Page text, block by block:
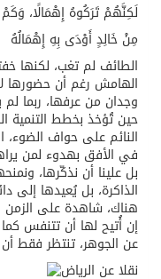
لَكِنَّهُمْ تَرَكُوهُ إِهْمَالًا، وَكَمْ
مِنْ خَالِدٍ أَوْدَى بِهِ إِهْمَالُهُ
الطائف لم تغب، لكنها
الهامش رغم أن حضورها
وجدان من عرفها، ربما
حين تُؤخذ بخطط التنمية
النائم على حواف الضوء،
في الأفق بهدوء لمن
بل علينا أن نذكّرها،
الذاكرة، بل يُعيدها إلى
هناك، شاهدة على الزمن
إن أُتيح لها أن تتنفس
عن الجوهر، تنتظر فقط أن
نقلا عن الرياض